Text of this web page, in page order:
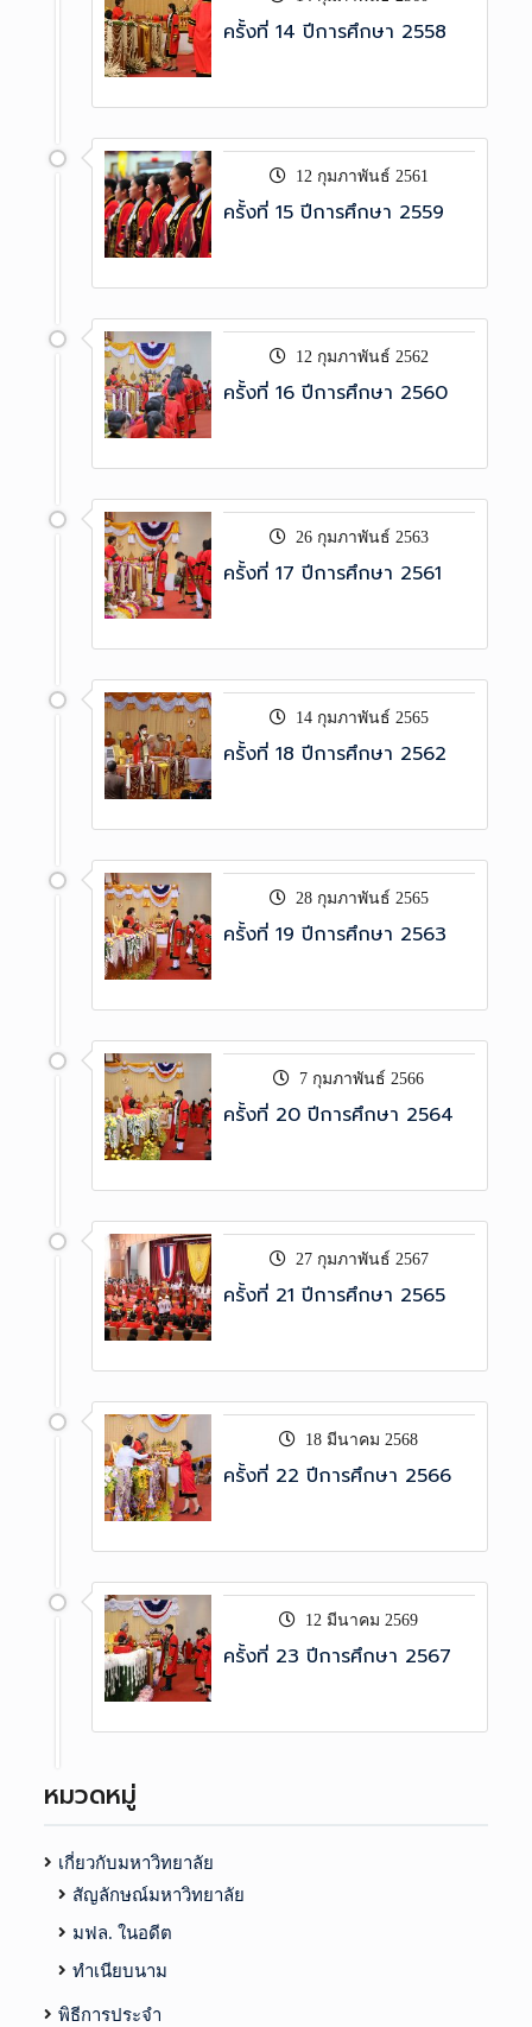
ครั้งที่ 14 ปีการศึกษา 2558
12 กุมภาพันธ์ 2561
ครั้งที่ 15 ปีการศึกษา 2559
12 กุมภาพันธ์ 2562
ครั้งที่ 16 ปีการศึกษา 2560
26 กุมภาพันธ์ 2563
ครั้งที่ 17 ปีการศึกษา 2561
14 กุมภาพันธ์ 2565
ครั้งที่ 18 ปีการศึกษา 2562
28 กุมภาพันธ์ 2565
ครั้งที่ 19 ปีการศึกษา 2563
7 กุมภาพันธ์ 2566
ครั้งที่ 20 ปีการศึกษา 2564
27 กุมภาพันธ์ 2567
ครั้งที่ 21 ปีการศึกษา 2565
18 มีนาคม 2568
ครั้งที่ 22 ปีการศึกษา 2566
12 มีนาคม 2569
ครั้งที่ 23 ปีการศึกษา 2567
หมวดหมู่
เกี่ยวกับมหาวิทยาลัย
สัญลักษณ์มหาวิทยาลัย
มฟล. ในอดีต
ทำเนียบนาม
พิธีการประจำ